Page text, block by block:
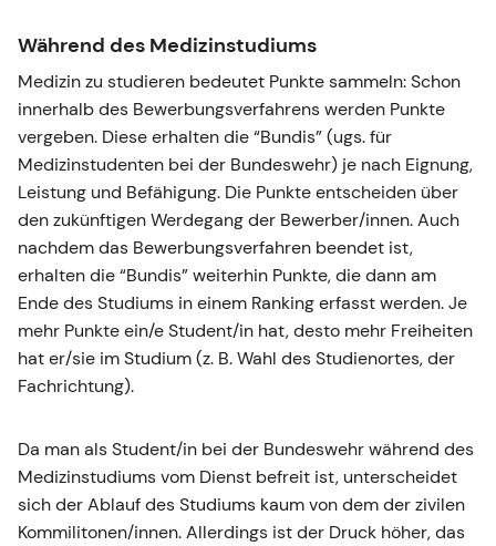
Während des Medizinstudiums
Medizin zu studieren bedeutet Punkte sammeln: Schon
innerhalb des Bewerbungsverfahrens werden Punkte
vergeben. Diese erhalten die “Bundis” (ugs. für
Medizinstudenten bei der Bundeswehr) je nach Eignung,
Leistung und Befähigung. Die Punkte entscheiden über
den zukünftigen Werdegang der Bewerber/innen. Auch
nachdem das Bewerbungsverfahren beendet ist,
erhalten die “Bundis” weiterhin Punkte, die dann am
Ende des Studiums in einem Ranking erfasst werden. Je
mehr Punkte ein/e Student/in hat, desto mehr Freiheiten
hat er/sie im Studium (z. B. Wahl des Studienortes, der
Fachrichtung).
Da man als Student/in bei der Bundeswehr während des
Medizinstudiums vom Dienst befreit ist, unterscheidet
sich der Ablauf des Studiums kaum von dem der zivilen
Kommilitonen/innen. Allerdings ist der Druck höher, das